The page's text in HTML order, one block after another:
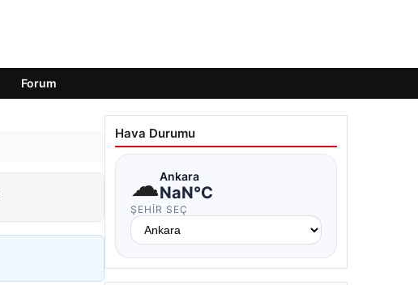
Forum
Hava Durumu
☁Ankara
NaN°C
ŞEHIR SEÇ